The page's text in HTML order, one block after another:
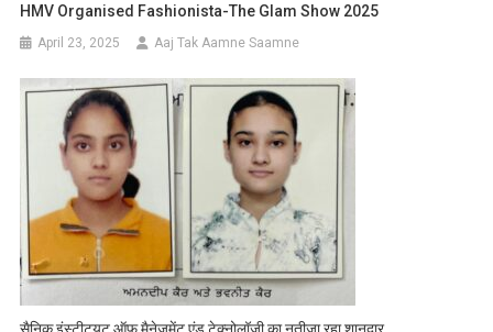
HMV Organised Fashionista-The Glam Show 2025
April 23, 2025 Aaj Tak Aamne Saamne